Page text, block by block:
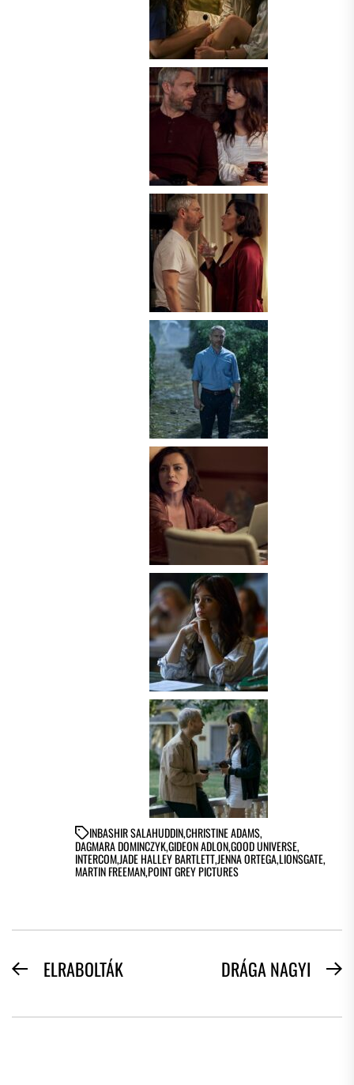
INBASHIR SALAHUDDIN,CHRISTINE ADAMS,
DAGMARA DOMINCZYK,GIDEON ADLON,GOOD UNIVERSE,
INTERCOM,JADE HALLEY BARTLETT,JENNA ORTEGA,LIONSGATE,
MARTIN FREEMAN,POINT GREY PICTURES
BEJEGYZÉS
PreviousELRABOLTÁK DRÁGA NAGYI